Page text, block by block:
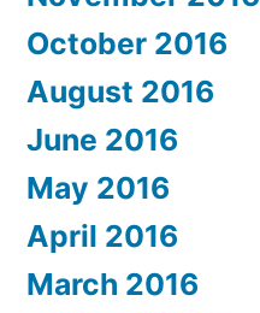
October 2016
August 2016
June 2016
May 2016
April 2016
March 2016